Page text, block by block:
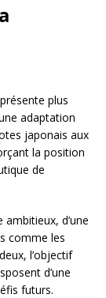
plus
adaptation
japonais aux
la position
de
ambitieux, d’une
comme les
l’objectif
d’une
futurs.